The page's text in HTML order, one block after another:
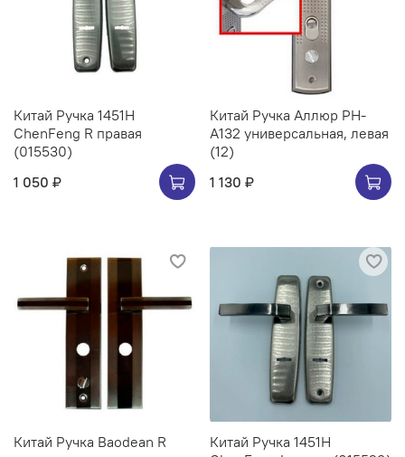
Китай Ручка 1451H
ChenFeng R правая
(015530)
1 050 ₽
Китай Ручка Аллюр РН-
А132 универсальная, левая
(12)
1 130 ₽
Китай Ручка Baodean R
Китай Ручка 1451H